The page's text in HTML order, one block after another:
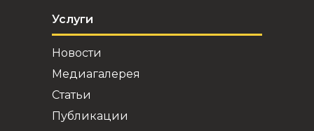
Услуги
Новости
Медиагалерея
Статьи
Публикации